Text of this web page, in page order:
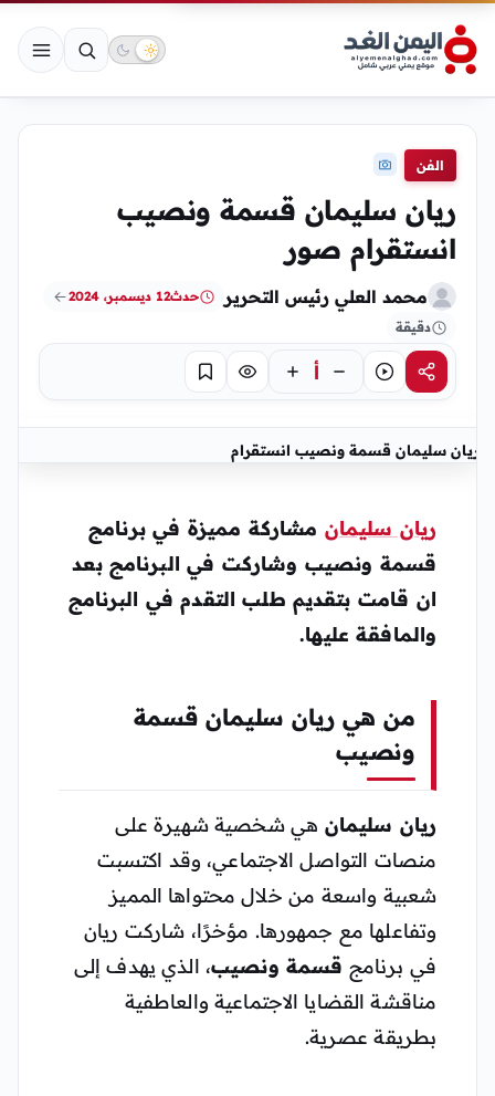
الفن
ريان سليمان قسمة ونصيب
انستقرام صور
محمد العلي رئيس التحرير حدث12 ديسمبر، 2024
دقيقة
مشاركةاستماع أ تركيز حفظ
ريان سليمان قسمة ونصيب انستقرام
ريان سليمان مشاركة مميزة في برنامج
قسمة ونصيب وشاركت في البرنامج بعد
ان قامت بتقديم طلب التقدم في البرنامج
والمافقة عليها.
من هي ريان سليمان قسمة
ونصيب
ريان سليمان هي شخصية شهيرة على
منصات التواصل الاجتماعي، وقد اكتسبت
شعبية واسعة من خلال محتواها المميز
وتفاعلها مع جمهورها. مؤخرًا، شاركت ريان
في برنامج قسمة ونصيب، الذي يهدف إلى
مناقشة القضايا الاجتماعية والعاطفية
بطريقة عصرية.